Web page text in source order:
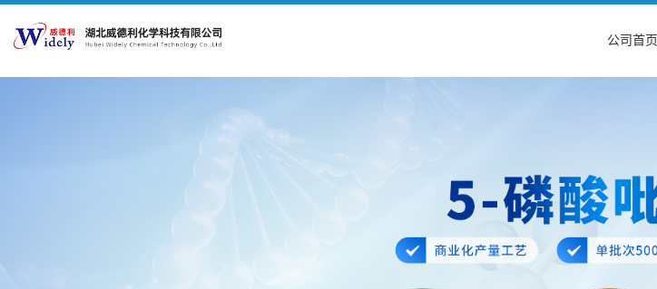
公司首页